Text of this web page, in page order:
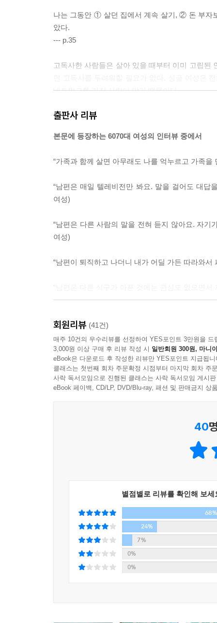
나는 그동안 ① 살던 집에서 계속 살기, ② 돈 부자
았다.
--- p.35
고독사한 사람들은 살아 있을 때부터 이미 고립된
네트워크를 가진 사람이 많기 때문이다.
은 불쌍하다’에서 ‘혼자 사는 것은 편하다’로 바뀌
--- p.211
출판사 리뷰
본문에 등장하는 6070대 여성의 인터뷰 중에서
“가족과 함께 살면 아무래도 나를 억누르고 가족
“남편은 매일 텔레비전만 봐요. 말을 걸어도 대답
여성)
“남편은 다른 사람의 말을 전혀 듣지 않아요. 자
여성)
“남편이 퇴직하고 나더니 내가 어딜 가든 따라와서
기분이 우울해요.” (70대 여성)
“맨날 싸우기만 해서 남편이 빨리 가버렸으면 좋
“내가 죽으면 시신은 누가 처리해주지?”
혼자 죽게 될까 봐 걱정인 사람들. 그들을 위해 해
在宅ひとり死のススメ)가 동양북스에서 출간되
일본에서는 매년 발생하는 ‘고독사’ 건수가 약
이는 우리나라가 초고령사회(65세 이상 고령
되었고 지금 이 순간에도 점점 늘어나는 추세다
사람들은 ‘내가 죽으면 시신은 누가 처리해주지
저자 우에노 지즈코는 “살아 있는 동안 고립되지
바뀌었다는 사실을 강조한다. 과거에는 ‘자녀와
회원리뷰 (41건)
매주 10건의 우수리뷰를 선정하여 YES포인트 3만원을 드
3,000원 이상 구매 후 리뷰 작성 시 일반회원 300원, 마니
eBook은 다운로드 후 작성한 리뷰만 YES포인트 지급됩니
클래스는 첫번째 회차 주문확정 시점부터 마지막 회차 주
사락 독서모임으로 진행된 클래스는 사락 독서모임 게시
eBook 페이백, CD/LP, DVD/Blu-ray, 패션 및 판매금지 상
40
별점별로 리뷰를 확인해 보세
68%
24%
7%
0%
0%